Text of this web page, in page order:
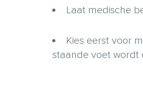
Laat medische
Kies eerst voor
staande voet wordt